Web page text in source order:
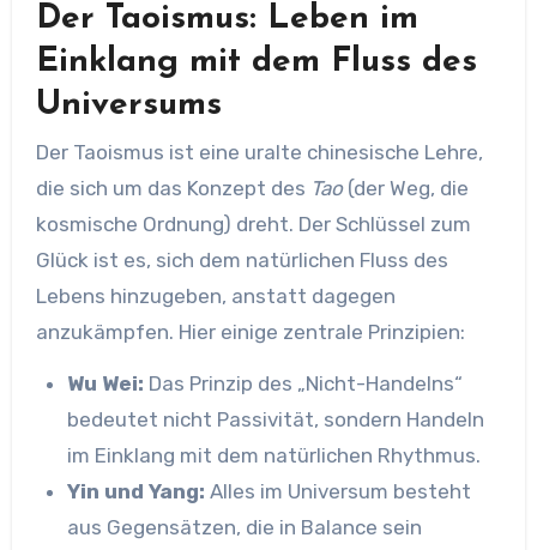
Der Taoismus: Leben im
Einklang mit dem Fluss des
Universums
Der Taoismus ist eine uralte chinesische Lehre,
die sich um das Konzept des Tao(der Weg, die
kosmische Ordnung) dreht. Der Schlüssel zum
Glück ist es, sich dem natürlichen Fluss des
Lebens hinzugeben, anstatt dagegen
anzukämpfen. Hier einige zentrale Prinzipien:
Wu Wei: Das Prinzip des „Nicht-Handelns“
bedeutet nicht Passivität, sondern Handeln
im Einklang mit dem natürlichen Rhythmus.
Yin und Yang: Alles im Universum besteht
aus Gegensätzen, die in Balance sein